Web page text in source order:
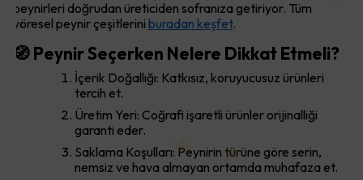
peynirleri doğrudan üreticiden sofranıza getiriyor. Tüm
yöresel peynir çeşitlerini buradan keşfet.
🧭 Peynir Seçerken Nelere Dikkat Etmeli?
İçerik Doğallığı: Katkısız, koruyucusuz ürünleri
tercih et.
Üretim Yeri: Coğrafi işaretli ürünler orijinalliği
garanti eder.
Saklama Koşulları: Peynirin türüne göre serin,
nemsiz ve hava almayan ortamda muhafaza et.